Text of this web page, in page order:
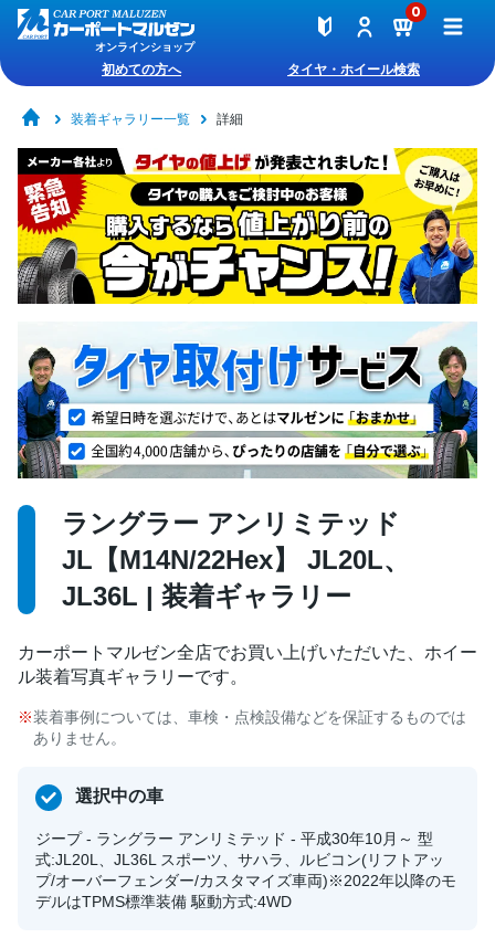
オンラインショップ
0
初めての方へ タイヤ・ホイール検索
装着ギャラリー一覧 詳細
ラングラー アンリミテッド
JL【M14N/22Hex】 JL20L、
JL36L | 装着ギャラリー
カーポートマルゼン全店でお買い上げいただいた、ホイー
ル装着写真ギャラリーです。
装着事例については、車検・点検設備などを保証するものでは
ありません。
選択中の車
ジープ - ラングラー アンリミテッド - 平成30年10月～ 型
式:JL20L、JL36L スポーツ、サハラ、ルビコン(リフトアッ
プ/オーバーフェンダー/カスタマイズ車両)※2022年以降のモ
デルはTPMS標準装備 駆動方式:4WD